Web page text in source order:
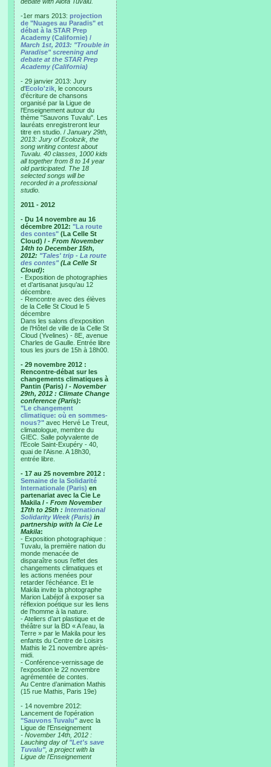
-1er mars 2013: projection
de "Nuages au Paradis" et
débat à la STAR Prep
Academy (Californie) /
March 1st, 2013: "Trouble in
Paradise" screening and
debate at the STAR Prep
Academy (California)
- 29 janvier 2013: Jury
d'Ecolo'zik , le concours
d'écriture de chansons
organisé par la Ligue de
l'Enseignement autour du
thème "Sauvons Tuvalu". Les
lauréats enregistreront leur
titre en studio. / January 29th,
2013: Jury of Ecolozik, the
song writing contest about
Tuvalu. 40 classes, 1000 kids
all together from 8 to 14 year
old participated. The 18
selected songs will be
recorded in a professional
studio.
2011 - 2012
- Du 14 novembre au 16
décembre 2012: "La route
des contes" (La Celle St
Cloud) / - From November
14th to December 15th,
2012: "Tales' trip - La route
des contes"(La Celle St
Cloud):
- Exposition de photographies
et d’artisanat jusqu’au 12
décembre.
- Rencontre avec des élèves
de la Celle St Cloud le 5
décembre
Dans les salons d’exposition
de l’Hôtel de ville de la Celle St
Cloud (Yvelines) - 8E, avenue
Charles de Gaulle. Entrée libre
tous les jours de 15h à 18h00.
- 29 novembre 2012 :
Rencontre-débat sur les
changements climatiques à
Pantin (Paris) / - November
29th, 2012 : Climate Change
conference (Paris):
"Le changement
climatique: où en sommes-
nous?" avec Hervé Le Treut,
climatologue, membre du
GIEC. Salle polyvalente de
l’Ecole Saint-Exupéry - 40,
quai de l’Aisne. A 18h30,
entrée libre.
- 17 au 25 novembre 2012 :
Semaine de la Solidarité
Internationale (Paris) en
partenariat avec la Cie Le
Makila / - From November
17th to 25th : International
Solidarity Week (Paris) in
partnership with la Cie Le
Makila:
- Exposition photographique :
Tuvalu, la première nation du
monde menacée de
disparaître sous l’effet des
changements climatiques et
les actions menées pour
retarder l’échéance. Et le
Makila invite la photographe
Marion Labéjof à exposer sa
réflexion poétique sur les liens
de l’homme à la nature.
- Ateliers d’art plastique et de
théâtre sur la BD « A l’eau, la
Terre » par le Makila pour les
enfants du Centre de Loisirs
Mathis le 21 novembre après-
midi.
- Conférence-vernissage de
l’exposition le 22 novembre
agrémentée de contes.
Au Centre d’animation Mathis
(15 rue Mathis, Paris 19e)
- 14 novembre 2012:
Lancement de l'opération
"Sauvons Tuvalu" avec la
Ligue de l'Enseignement
- November 14th, 2012 :
Lauching day of "Let's save
Tuvalu", a project with la
Ligue de l'Enseignement